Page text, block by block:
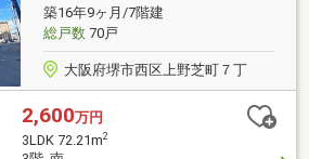
築16年9ヶ月/7階建
総戸数70戸
大阪府堺市西区上野芝町７丁
2,600万円
3LDK 72.21m2